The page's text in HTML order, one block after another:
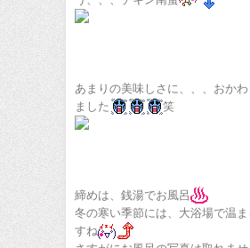
あまりの美味しさに、、、おか
ました
笑
締めは、銭湯でお風呂
冬の寒い季節には、大浴場で温
すね